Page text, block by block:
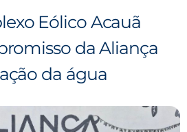
Eólico Acauã
da Aliança
da água